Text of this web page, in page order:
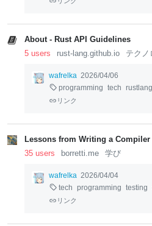
About - Rust API Guidelines
5 users
rust-lang.github.io テクノ
wafrelka 2026/04/06
programming tech rustlang
リンク
Lessons from Writing a Compiler
35 users
borretti.me 学び
wafrelka 2026/04/04
tech programming testing
リンク